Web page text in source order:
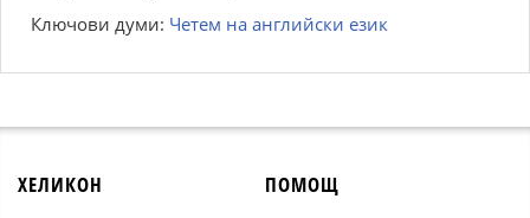
Ключови думи: Четем на английски език
ХЕЛИКОН ПОМОЩ